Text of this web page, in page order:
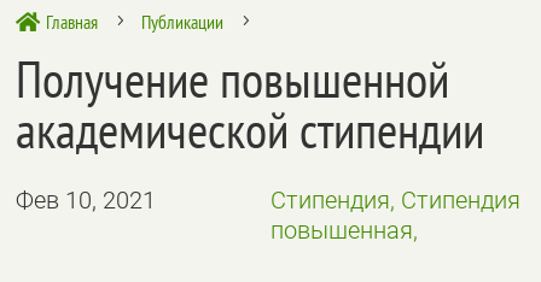
 Главная 5 Публикации 5
Получение повышенной
академической стипендии
Фев 10, 2021
Стипендия, Стипендия
повышенная,